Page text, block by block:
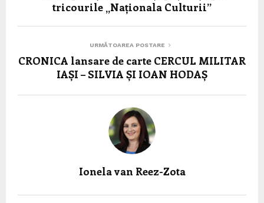
tricourile „Naționala Culturii”
URMĂTOAREA POSTARE
CRONICA lansare de carte CERCUL MILITAR
IAȘI – SILVIA ȘI IOAN HODAȘ
Ionela van Reez-Zota